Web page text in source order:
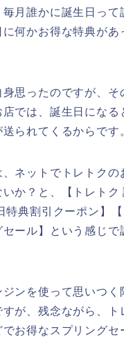
毎月誰かに誕生日って
何かお得な特典があ
身思ったのですが、そ
では、誕生日になる
られてくるからです
ネットでトレトクの
か？と、【トレトク
特典割引クーポン】
ール】という感じで
ンを使って思いつく
すが、残念ながら、ト
お得なスプリングセ